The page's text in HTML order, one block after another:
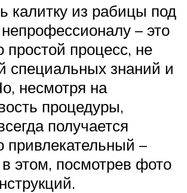
калитку из рабицы под
– это
простой процесс, не
специальных знаний и
несмотря на
процедуры,
получается
привлекательный –
этом, посмотрев фото